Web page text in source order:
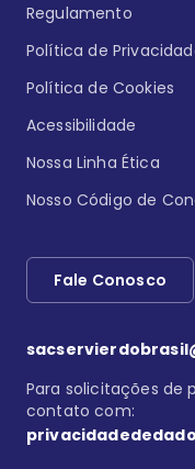
Regulamento
Política de
Política de Cookies
Acessibilidade
Nossa Linha Ética
Nosso Código de
Fale Conosco
Para solicitações de
contato com: